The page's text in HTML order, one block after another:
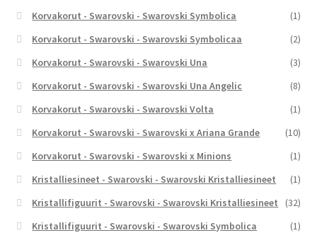
Korvakorut - Swarovski - Swarovski Symbolica
(1)
Korvakorut - Swarovski - Swarovski Symbolicaa
(2)
Korvakorut - Swarovski - Swarovski Una
(3)
Korvakorut - Swarovski - Swarovski Una Angelic
(8)
Korvakorut - Swarovski - Swarovski Volta
(1)
Korvakorut - Swarovski - Swarovski x Ariana Grande
(10)
Korvakorut - Swarovski - Swarovski x Minions
(1)
Kristalliesineet - Swarovski - Swarovski Kristalliesineet
(1)
Kristallifiguurit - Swarovski - Swarovski Kristalliesineet
(32)
Kristallifiguurit - Swarovski - Swarovski Symbolica
(1)